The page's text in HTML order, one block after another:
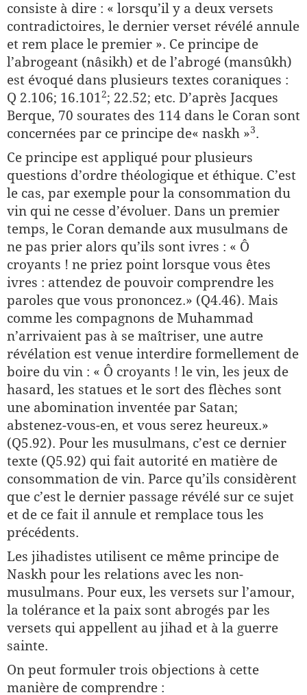
consiste à dire : « lorsqu’il y a deux versets
contradictoires, le dernier verset révélé annule
et rem place le premier ». Ce principe de
l’abrogeant (nâsikh) et de l’abrogé (mansûkh)
est évoqué dans plusieurs textes coraniques :
Q 2.106; 16.101 ​2​; 22.52; etc. D’après Jacques
Berque, 70 sourates des 114 dans le Coran sont
concernées par ce principe de« naskh »​3​.
Ce principe est appliqué pour plusieurs
questions d’ordre théo­logique et éthique. C’est
le cas, par exemple pour la consommation du
vin qui ne cesse d’évoluer. Dans un premier
temps, le Coran demande aux musulmans de
ne pas prier alors qu’ils sont ivres : « Ô
croyants ! ne priez point lorsque vous êtes
ivres : attendez de pouvoir comprendre les
paroles que vous prononcez.» (Q4.46). Mais
comme les compagnons de Muhammad
n’arrivaient pas à se maîtriser, une autre
révélation est venue interdire formellement de
boire du vin : « Ô croyants ! le vin, les jeux de
hasard, les statues et le sort des flèches sont
une abomination inventée par Satan;
abstenez-vous-en, et vous serez heureux.»
(Q5.92). Pour les musulmans, c’est ce dernier
texte (Q5.92) qui fait autorité en matière de
consommation de vin. Parce qu’ils considèrent
que c’est le dernier passage révélé sur ce sujet
et de ce fait il annule et remplace tous les
précédents.
Les jihadistes utilisent ce même principe de
Naskh pour les rela­tions avec les non-
musulmans. Pour eux, les versets sur l’amour,
la tolérance et la paix sont abrogés par les
versets qui appellent au jihad et à la guerre
sainte.
On peut formuler trois objections à cette
manière de comprendre :